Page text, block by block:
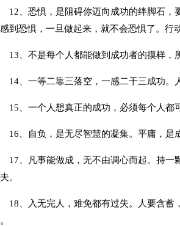
12、恐惧，是阻碍你迈向成功的绊脚石
到恐惧，一旦做起来，就不会恐惧了。行
13、不是每个人都能做到成功者的摸样，
14、一等二靠三落空，一感二干三成功。
15、一个人想真正的成功，必须每个人都
16、自负，是无尽智慧的凝集。平庸，是
17、凡事能做成，无不由调心而起。持
。
18、入无完人，难免都有过失。人要含